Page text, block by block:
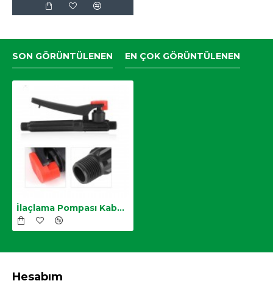
SON GÖRÜNTÜLENEN EN ÇOK GÖRÜNTÜLENEN
İlaçlama Pompası Kabze,Plastik Tetik
Hesabım